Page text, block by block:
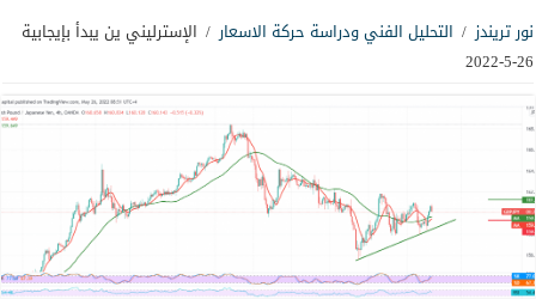
نور تريندز / التحليل الفني ودراسة حركة الاسعار / الإسترليني ين يبدأ بإيجابية
26-5-2022